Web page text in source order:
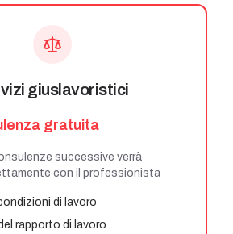
giuslavoristici
gratuita
successive verrà
con il professionista
di lavoro
rapporto di lavoro